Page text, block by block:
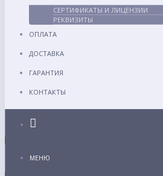
СЕРТИФИКАТЫ И ЛИЦЕНЗИИ
РЕКВИЗИТЫ
ОПЛАТА
ДОСТАВКА
ГАРАНТИЯ
КОНТАКТЫ
МЕНЮ